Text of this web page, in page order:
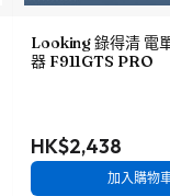
Looking 錄得清 電
器 F911GTS PRO
HK$2,438
加入購物